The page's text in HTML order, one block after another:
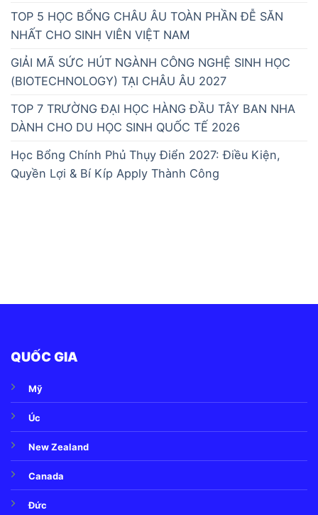
TOP 5 HỌC BỔNG CHÂU ÂU TOÀN PHẦN ĐỄ SĂN
NHẤT CHO SINH VIÊN VIỆT NAM
GIẢI MÃ SỨC HÚT NGÀNH CÔNG NGHỆ SINH HỌC
(BIOTECHNOLOGY) TẠI CHÂU ÂU 2027
TOP 7 TRƯỜNG ĐẠI HỌC HÀNG ĐẦU TÂY BAN NHA
DÀNH CHO DU HỌC SINH QUỐC TẾ 2026
Học Bổng Chính Phủ Thụy Điển 2027: Điều Kiện,
Quyền Lợi & Bí Kíp Apply Thành Công
QUỐC GIA
Mỹ
Úc
New Zealand
Canada
Đức